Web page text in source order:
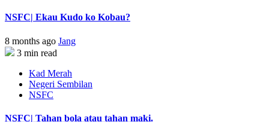
NSFC| Ekau Kudo ko Kobau?
8 months ago Jang
3 min read
Kad Merah
Negeri Sembilan
NSFC
NSFC| Tahan bola atau tahan maki.